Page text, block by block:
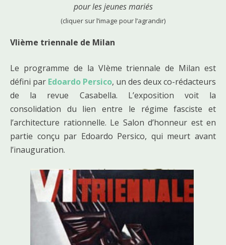
pour les jeunes mariés
(cliquer sur l’image pour l’agrandir)
VIième triennale de Milan
Le programme de la VIème triennale de Milan est
défini par Edoardo Persico, un des deux co-rédacteurs
de la revue Casabella. L’exposition voit la
consolidation du lien entre le régime fasciste et
l’architecture rationnelle. Le Salon d’honneur est en
partie conçu par Edoardo Persico, qui meurt avant
l’inauguration.